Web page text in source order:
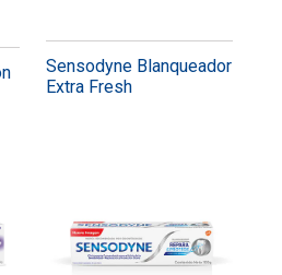
Sensodyne Blanqueador
Extra Fresh